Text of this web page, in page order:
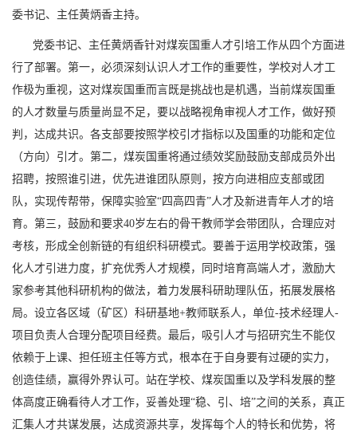
委书记、主任黄炳香主持。
党委书记、主任黄炳香针对煤炭国重人才引培工作从四个方面进
行了部署。第一，必须深刻认识人才工作的重要性，学校对人才工
作极为重视，这对煤炭国重而言既是挑战也是机遇，当前煤炭国重
的人才数量与质量尚显不足，要以战略视角审视人才工作，做好预
判，达成共识。各支部要按照学校引才指标以及国重的功能和定位
（方向）引才。第二，煤炭国重将通过绩效奖励鼓励支部成员外出
招聘，按照谁引进，优先进谁团队原则，按方向进相应支部或团
队，实现传帮带，保障实验室“四高四青”人才及新进青年人才的培
育。第三，鼓励和要求40岁左右的骨干教师学会带团队，合理应对
考核，形成全创新链的有组织科研模式。要善于运用学校政策，强
化人才引进力度，扩充优秀人才规模，同时培育高端人才，激励大
家参考其他科研机构的做法，着力发展科研助理队伍，拓展发展格
局。设立各区域（矿区）科研基地+教师联系人，单位-技术经理人-
项目负责人合理分配项目经费。最后，吸引人才与招研究生不能仅
依赖于上课、担任班主任等方式，根本在于自身要有过硬的实力，
创造佳绩，赢得外界认可。站在学校、煤炭国重以及学科发展的整
体高度正确看待人才工作，妥善处理“稳、引、培”之间的关系，真正
汇集人才共谋发展，达成资源共享，发挥每个人的特长和优势，将